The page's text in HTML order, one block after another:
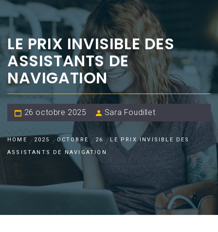
LE PRIX INVISIBLE DES
ASSISTANTS DE
NAVIGATION
26 octobre 2025 Sara Foudillet
HOME 2025 OCTOBRE 26
LE PRIX INVISIBLE DES
ASSISTANTS DE NAVIGATION